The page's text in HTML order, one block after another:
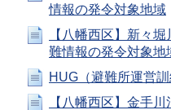
情報の発令対象地域
【八幡西区】新々
難情報の発令対象地
HUG（避難所運営
【八幡西区】金手